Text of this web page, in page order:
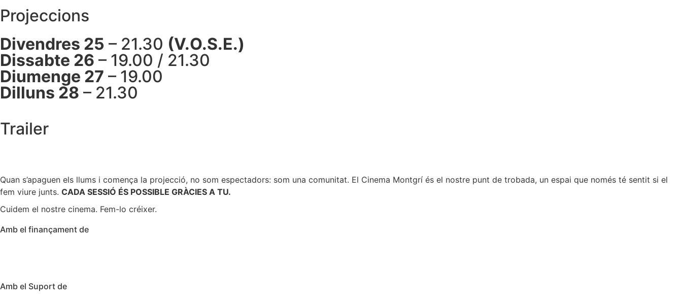
Projeccions
Divendres 25 – 21.30 (V.O.S.E.)
Dissabte 26 – 19.00 / 21.30
Diumenge 27 – 19.00
Dilluns 28 – 21.30
Trailer
Quan s’apaguen els llums i comença la projecció, no som espectadors: som una comunitat. El Cinema Montgrí és el nostre punt de trobada, un espai que només té sentit si el
fem viure junts. CADA SESSIÓ ÉS POSSIBLE GRÀCIES A TU.
Cuidem el nostre cinema. Fem-lo créixer.
Amb el finançament de
Amb el Suport de